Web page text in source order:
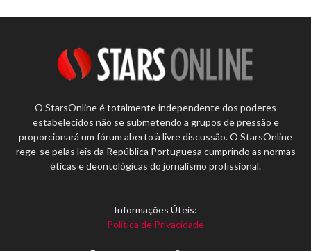
O StarsOnline é totalmente independente dos poderes
estabelecidos não se submetendo a grupos de pressão e
proporcionará um fórum aberto à livre discussão. O StarsOnline
rege-se pelas leis da República Portuguesa cumprindo as normas
éticas e deontológicas do jornalismo profissional.
Informações Úteis:
Política de Privacidade